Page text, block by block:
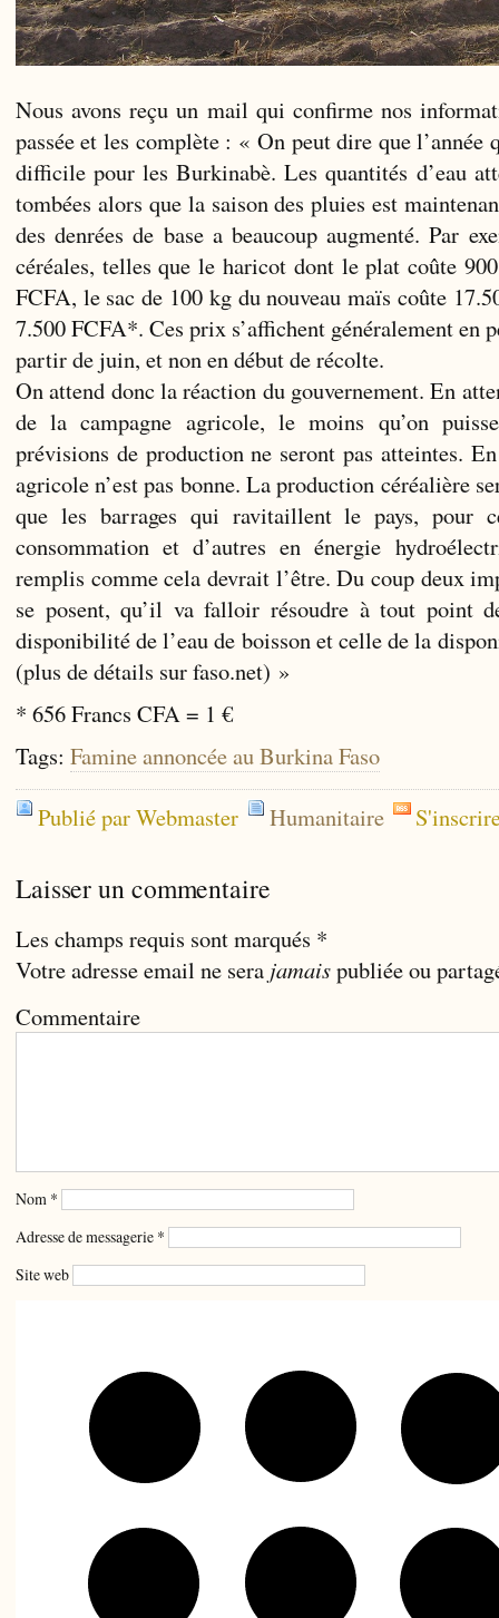
Nous avons reçu un mail qui confirme nos
passée et les complète : « On peut dire que l’année
difficile pour les Burkinabè. Les quantités d’eau
tombées alors que la saison des pluies est
des denrées de base a beaucoup augmenté. Par
céréales, telles que le haricot dont le plat coûte
FCFA, le sac de 100 kg du nouveau maïs coûte
7.500 FCFA*. Ces prix s’affichent généralement en
partir de juin, et non en début de récolte.
On attend donc la réaction du gouvernement. En
de la campagne agricole, le moins qu’on
prévisions de production ne seront pas atteintes.
agricole n’est pas bonne. La production céréalière
que les barrages qui ravitaillent le pays, pour
consommation et d’autres en énergie
remplis comme cela devrait l’être. Du coup deux
se posent, qu’il va falloir résoudre à tout point
disponibilité de l’eau de boisson et celle de la
(plus de détails sur faso.net) »
* 656 Francs CFA = 1 €
Tags: Famine annoncée au Burkina Faso
Publié par Webmaster
Humanitaire
Laisser un commentaire
Les champs requis sont marqués *
Votre adresse email ne sera jamaispubliée ou
Commentaire
Nom *
Adresse de messagerie *
Site web